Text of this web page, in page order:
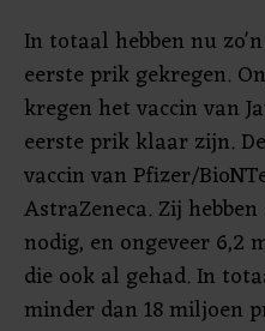
In totaal hebben nu
eerste prik gekregen.
kregen het vaccin van
eerste prik klaar zijn.
vaccin van Pfizer/
AstraZeneca. Zij
nodig, en ongeveer 6,2
die ook al gehad. In
minder dan 18 miljoen